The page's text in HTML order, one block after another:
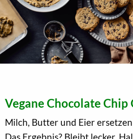
Vegane Chocolate Chip
Milch, Butter und Eier
Das Ergebnis? Bleibt lecker.